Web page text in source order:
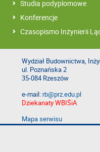
Studia podyplomowe
Konferencje
Czasopismo Inżynierii
Wydział Budownictwa,
ul. Poznańska 2
35-084 Rzeszów
e-mail:rb@prz.edu.pl
Dziekanaty WBIŚiA
Mapa serwisu
Deklaracja dostępności